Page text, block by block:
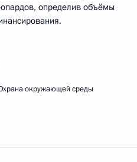
определив объёмы
окружающей среды